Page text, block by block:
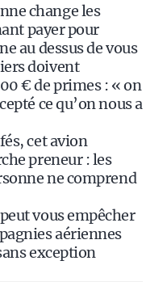
change les
payer pour
au dessus de vous
doivent
€ de primes : « on
ce qu’on nous a
cet avion
preneur : les
ne comprend
vous empêcher
aériennes
exception